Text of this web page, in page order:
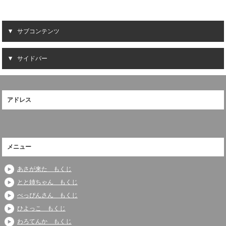
サブコンテンツ
サイドバー
アドレス
メニュー
あさが来た もくじ
とと姉ちゃん もくじ
べっぴんさん もくじ
ひよっこ もくじ
わろてんか もくじ